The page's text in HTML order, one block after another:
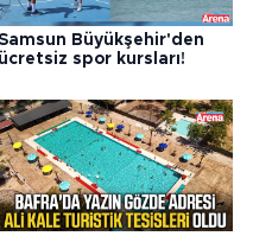
Büyükşehir'den
ücretsiz spor kursları!